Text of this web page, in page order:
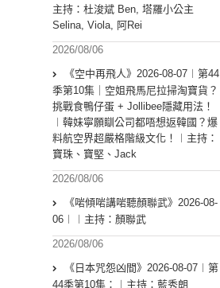
主持：杜浚斌 Ben, 塔羅小公主
Selina, Viola, 阿Rei
2026/08/06
《空中再飛人》2026-08-07︱第44
季第10集｜空姐飛馬尼拉掃淘寶貨？
挑戰食鴨仔蛋 + Jollibee隱藏用法！
︱韓妹寧願瞓公司都唔想返韓國？爆
料航空界超嚴格階級文化！︱主持：
寶珠、寶堅、Jack
2026/08/06
《啱傾啱講啱聽顏聯武》2026-08-
06︱︱主持：顏聯武
2026/08/06
《日本咒怨凶間》2026-08-07︱第
44季第10集：︱主持：藍秀朗